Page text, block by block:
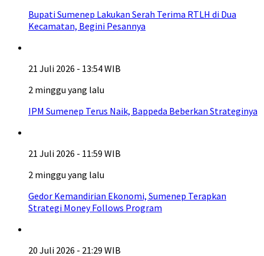
Bupati Sumenep Lakukan Serah Terima RTLH di Dua
Kecamatan, Begini Pesannya
21 Juli 2026 - 13:54 WIB
2 minggu yang lalu
IPM Sumenep Terus Naik, Bappeda Beberkan Strateginya
21 Juli 2026 - 11:59 WIB
2 minggu yang lalu
Gedor Kemandirian Ekonomi, Sumenep Terapkan
Strategi Money Follows Program
20 Juli 2026 - 21:29 WIB